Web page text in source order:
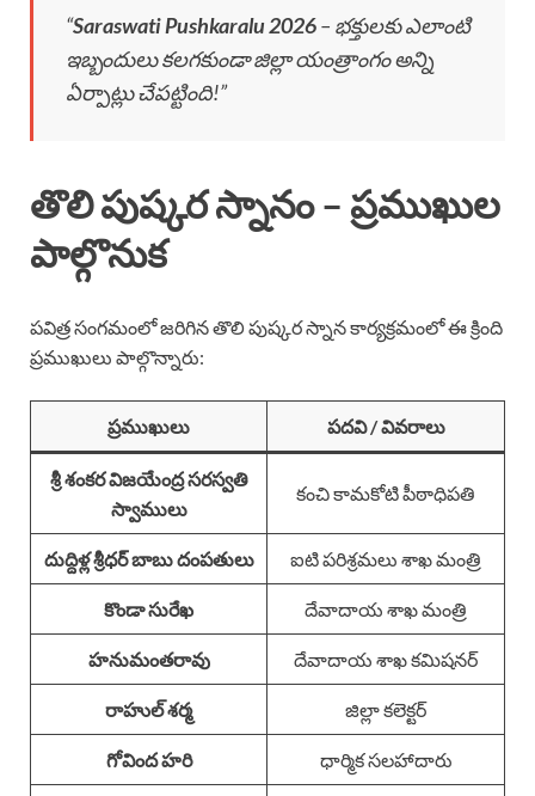
“Saraswati Pushkaralu 2026– భక్తులకు ఎలాంటి
ఇబ్బందులు కలగకుండా జిల్లా యంత్రాంగం అన్ని
ఏర్పాట్లు చేపట్టింది!”
తొలి పుష్కర స్నానం – ప్రముఖుల
పాల్గొనుక
పవిత్ర సంగమంలో జరిగిన తొలి పుష్కర స్నాన కార్యక్రమంలో ఈ క్రింది
ప్రముఖులు పాల్గొన్నారు:
ప్రముఖులు పదవి / వివరాలు
శ్రీ శంకర విజయేంద్ర సరస్వతి
స్వాములు
కంచి కామకోటి పీఠాధిపతి
దుద్దిళ్ల శ్రీధర్ బాబు దంపతులు ఐటి పరిశ్రమలు శాఖ మంత్రి
కొండా సురేఖ దేవాదాయ శాఖ మంత్రి
హనుమంతరావు దేవాదాయ శాఖ కమిషనర్
రాహుల్ శర్మ జిల్లా కలెక్టర్
గోవింద హరి ధార్మిక సలహాదారు